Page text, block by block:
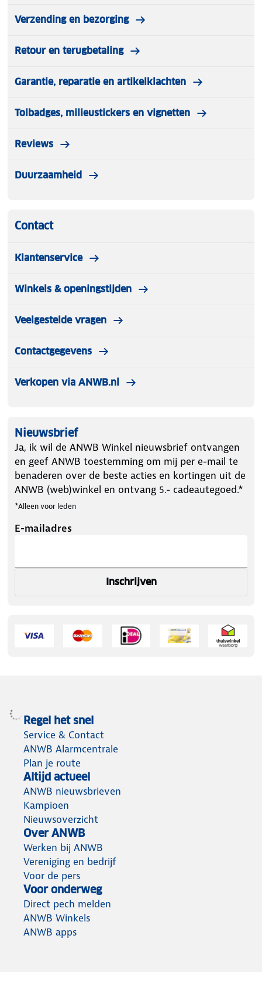
Verzending en bezorging
Retour en terugbetaling
Garantie, reparatie en artikelklachten
Tolbadges, milieustickers en vignetten
Reviews
Duurzaamheid
Contact
Klantenservice
Winkels & openingstijden
Veelgestelde vragen
Contactgegevens
Verkopen via ANWB.nl
Nieuwsbrief
Ja, ik wil de ANWB Winkel nieuwsbrief ontvangen
en geef ANWB toestemming om mij per e-mail te
benaderen over de beste acties en kortingen uit de
ANWB (web)winkel en ontvang 5.- cadeautegoed.*
*Alleen voor leden
E-mailadres
Inschrijven
Regel het snel
Service & Contact
ANWB Alarmcentrale
Plan je route
Altijd actueel
ANWB nieuwsbrieven
Kampioen
Nieuwsoverzicht
Over ANWB
Werken bij ANWB
Vereniging en bedrijf
Voor de pers
Voor onderweg
Direct pech melden
ANWB Winkels
ANWB apps